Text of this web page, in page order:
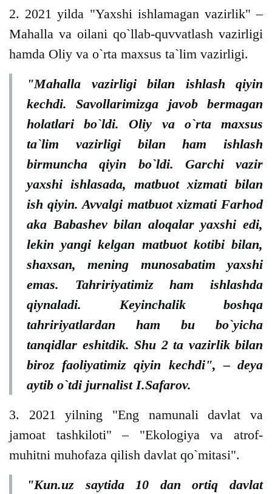
2. 2021 yilda "Yaxshi ishlamagan vazirlik" –
Mahalla va oilani qo`llab-quvvatlash vazirligi
hamda Oliy va o`rta maxsus ta`lim vazirligi.
"Mahalla vazirligi bilan ishlash qiyin
kechdi. Savollarimizga javob bermagan
holatlari bo`ldi. Oliy va o`rta maxsus
ta`lim vazirligi bilan ham ishlash
birmuncha qiyin bo`ldi. Garchi vazir
yaxshi ishlasada, matbuot xizmati bilan
ish qiyin. Avvalgi matbuot xizmati Farhod
aka Babashev bilan aloqalar yaxshi edi,
lekin yangi kelgan matbuot kotibi bilan,
shaxsan, mening munosabatim yaxshi
emas. Tahririyatimiz ham ishlashda
qiynaladi. Keyinchalik boshqa
tahririyatlardan ham bu bo`yicha
tanqidlar eshitdik. Shu 2 ta vazirlik bilan
biroz faoliyatimiz qiyin kechdi", – deya
aytib o`tdi jurnalist I.Safarov.
3. 2021 yilning "Eng namunali davlat va
jamoat tashkiloti" – "Ekologiya va atrof-
muhitni muhofaza qilish davlat qo`mitasi".
"Kun.uz saytida 10 dan ortiq davlat